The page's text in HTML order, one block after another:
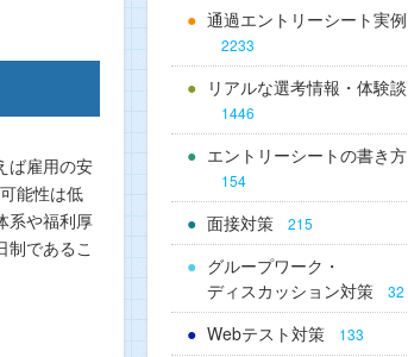
ば雇用の安
能性は低
系や福利厚
であるこ
通過エントリーシート実例
2233
リアルな選考情報・体験談
1446
エントリーシートの書き方
154
面接対策 215
グループワーク・
ディスカッション対策
32
Webテスト対策 133